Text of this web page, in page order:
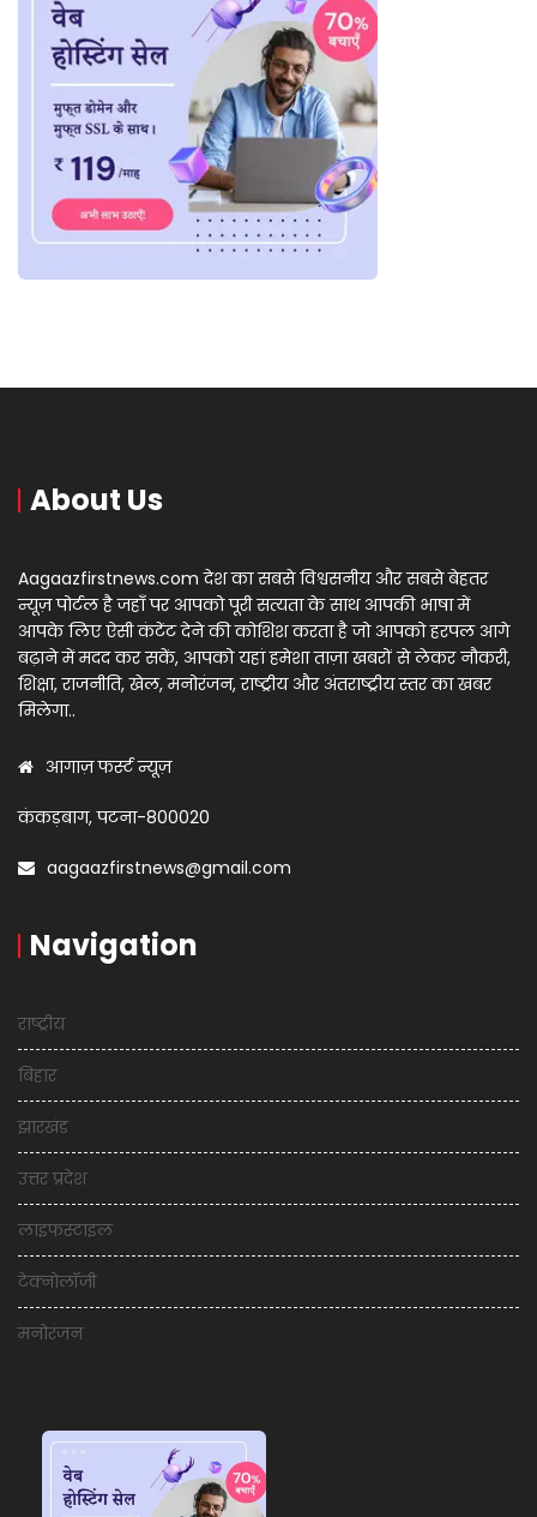
About Us
Aagaazfirstnews.com देश का सबसे विश्वसनीय और सबसे बेहतर
न्यूज़ पोर्टल है जहाँ पर आपको पूरी सत्यता के साथ आपकी भाषा में
आपके लिए ऐसी कंटेंट देने की कोशिश करता है जो आपको हरपल आगे
बढ़ाने में मदद कर सकें, आपको यहां हमेशा ताज़ा खबरों से लेकर नौकरी,
शिक्षा, राजनीति, खेल, मनोरंजन, राष्ट्रीय और अंतराष्ट्रीय स्तर का खबर
मिलेगा..
आगाज़ फर्स्ट न्यूज़
कंकड़बाग, पटना-800020
aagaazfirstnews@gmail.com
Navigation
राष्ट्रीय
बिहार
झारखंड
उत्तर प्रदेश
लाइफस्टाइल
टेक्नोलॉजी
मनोरंजन